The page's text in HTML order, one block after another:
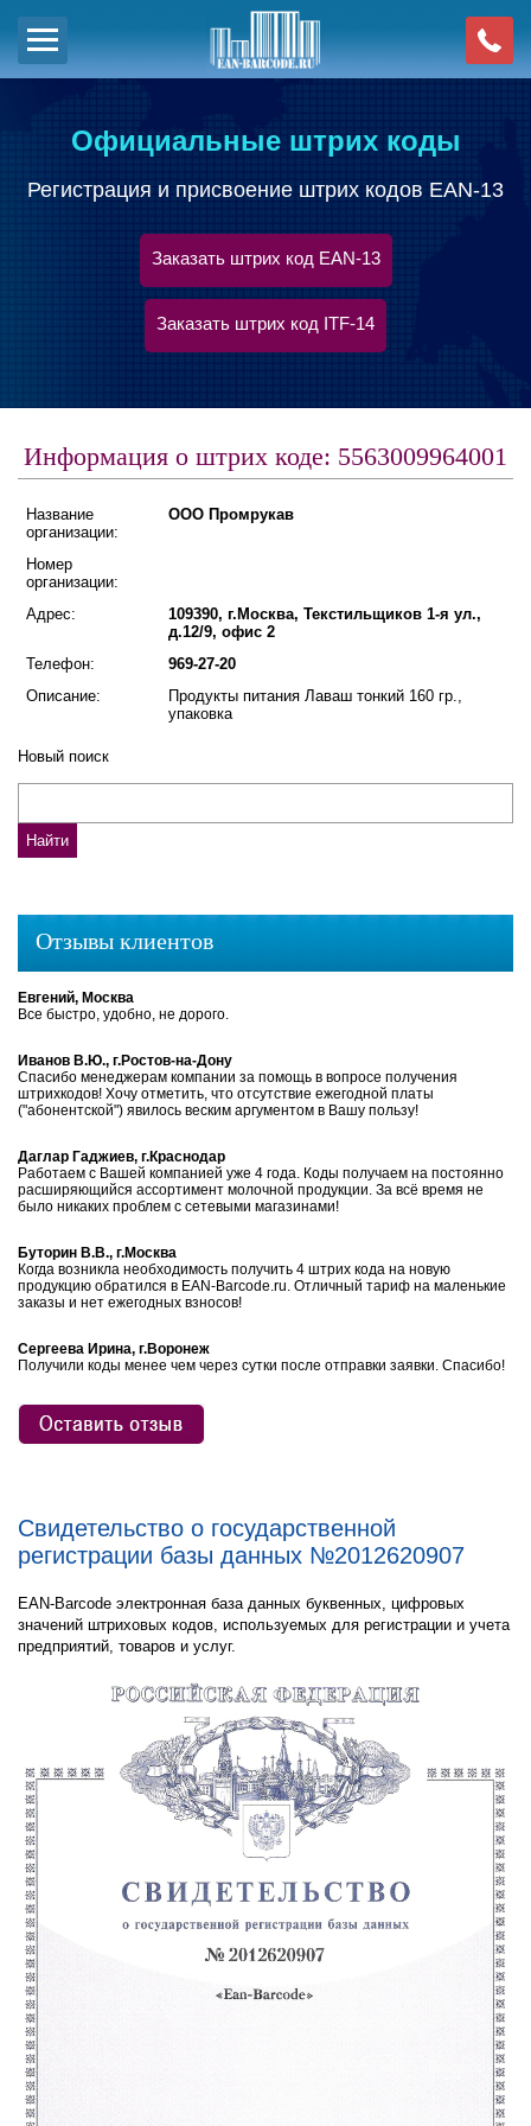
Официальные штрих коды
Регистрация и присвоение штрих кодов EAN-13
Заказать штрих код EAN-13
Заказать штрих код ITF-14
Информация о штрих коде: 5563009964001
Название
организации:
ООО Промрукав
Номер
организации:
Адрес:
109390, г.Москва, Текстильщиков 1-я ул.,
д.12/9, офис 2
Телефон:
969-27-20
Описание:
Продукты питания Лаваш тонкий 160 гр.,
упаковка
Новый поиск
Отзывы клиентов
Евгений, Москва
Все быстро, удобно, не дорого.
Иванов В.Ю., г.Ростов-на-Дону
Спасибо менеджерам компании за помощь в вопросе получения
штрихкодов! Хочу отметить, что отсутствие ежегодной платы
("абонентской") явилось веским аргументом в Вашу пользу!
Даглар Гаджиев, г.Краснодар
Работаем с Вашей компанией уже 4 года. Коды получаем на постоянно
расширяющийся ассортимент молочной продукции. За всё время не
было никаких проблем с сетевыми магазинами!
Буторин В.В., г.Москва
Когда возникла необходимость получить 4 штрих кода на новую
продукцию обратился в EAN-Barcode.ru. Отличный тариф на маленькие
заказы и нет ежегодных взносов!
Сергеева Ирина, г.Воронеж
Получили коды менее чем через сутки после отправки заявки. Спасибо!
Свидетельство о государственной
регистрации базы данных №2012620907
EAN-Barcode электронная база данных буквенных, цифровых
значений штриховых кодов, используемых для регистрации и учета
предприятий, товаров и услуг.